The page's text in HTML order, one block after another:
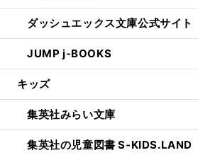
ダッシュエックス文庫公式サイト
JUMP j-BOOKS
キッズ
集英社みらい文庫
集英社の児童図書 S-KIDS.LAND